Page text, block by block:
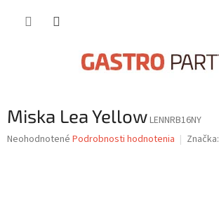
Miska Lea YellowLENNRB16NY
Priemerné
Neohodnotené Podrobnosti hodnotenia Značka: